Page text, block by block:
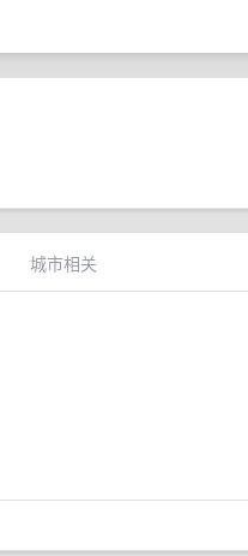
城市相关